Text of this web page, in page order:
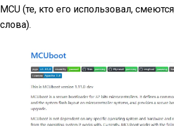
MCU (те, кто его использовал,
слова).